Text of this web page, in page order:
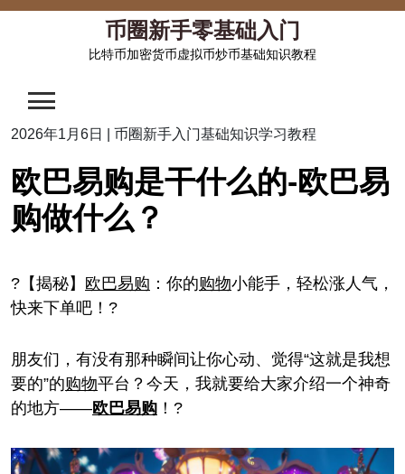
币圈新手零基础入门
比特币加密货币虚拟币炒币基础知识教程
2026年1月6日 币圈新手入门基础知识学习教程
欧巴易购是干什么的-欧巴易
购做什么？
?【揭秘】 欧巴易购 ：你的购物小能手，轻松涨人气，
快来下单吧！?
朋友们，有没有那种瞬间让你心动、觉得“这就是我想
要的”的购物平台？今天，我就要给大家介绍一个神奇
的地方——欧巴易购 ！?